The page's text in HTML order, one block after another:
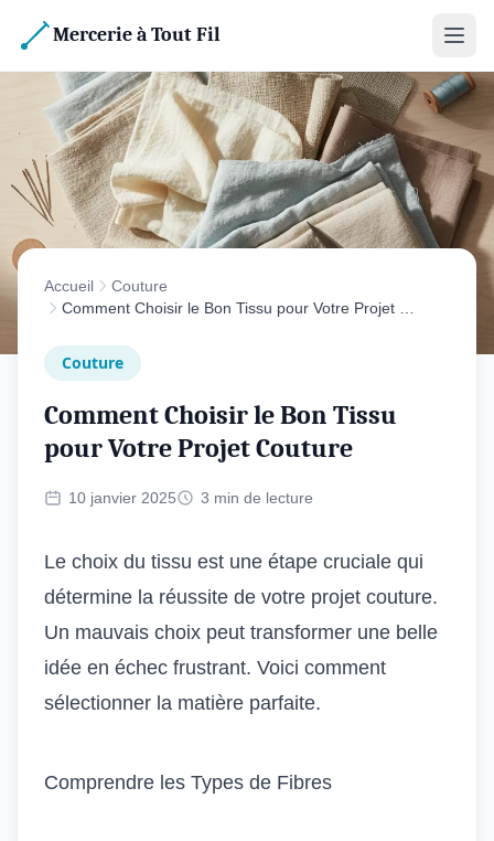
Mercerie à Tout Fil
Accueil
Couture
Comment Choisir le Bon Tissu pour Votre Projet …
Couture
Comment Choisir le Bon Tissu
pour Votre Projet Couture
10 janvier 2025 3 min de lecture
Le choix du tissu est une étape cruciale qui
détermine la réussite de votre projet couture.
Un mauvais choix peut transformer une belle
idée en échec frustrant. Voici comment
sélectionner la matière parfaite.
Comprendre les Types de Fibres